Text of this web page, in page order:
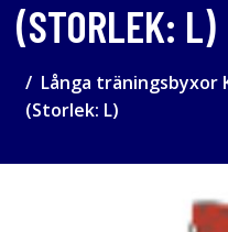
(STORLEK: L)
Långa träningsbyxor
(Storlek: L)